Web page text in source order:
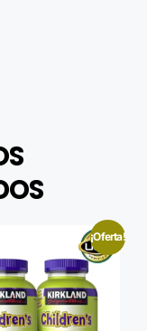
¡Oferta!